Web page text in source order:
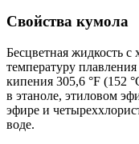
Свойства кумола
Бесцветная жидкость
температуру
кипения 305,6 °F (152
в этаноле, этиловом
эфире и
воде.